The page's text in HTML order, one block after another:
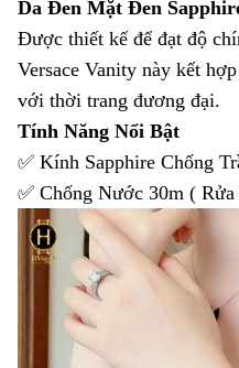
Da Đen Mặt Đen
Được thiết kế để đạt độ
Versace Vanity này kết
với thời trang đương đại.
Tính Năng Nổi Bật
✅ Kính Sapphire Chống
✅ Chống Nước 30m (